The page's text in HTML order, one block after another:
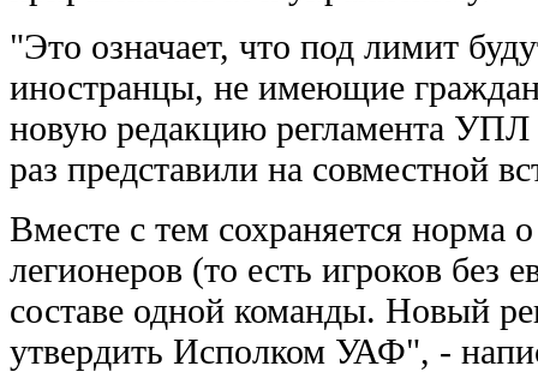
"Это означает, что под лимит
иностранцы, не имеющие
новую редакцию регламента УПЛ
раз представили на совместной
Вместе с тем сохраняется норма
легионеров (то есть игроков без
составе одной команды. Новый
утвердить Исполком УАФ", -